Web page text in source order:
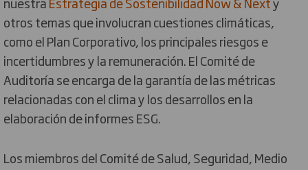
otros temas que involucran cuestiones climáticas,
como el Plan Corporativo, los principales riesgos e
incertidumbres y la remuneración. El Comité de
Auditoría se encarga de la garantía de las métricas
relacionadas con el clima y los desarrollos en la
elaboración de informes ESG.
Los miembros del Comité de Salud, Seguridad, Medio